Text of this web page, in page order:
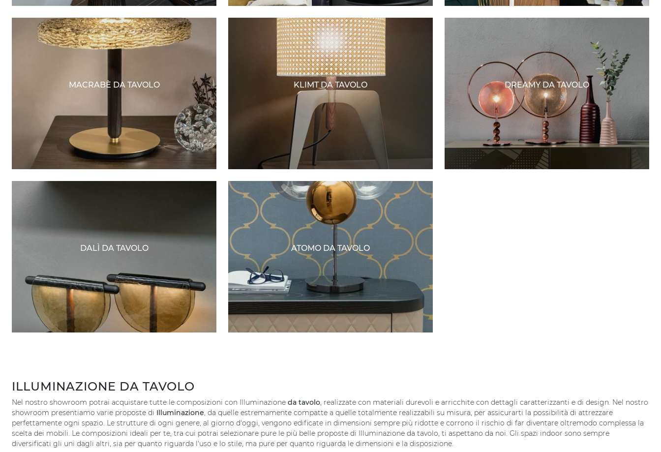
MACRABÈ DA TAVOLO KLIMT DA TAVOLO DREAMY DA TAVOLO
DALÌ DA TAVOLO ATOMO DA TAVOLO
ILLUMINAZIONE DA TAVOLO
Nel nostro showroom potrai acquistare tutte le composizioni con Illuminazione da tavolo, realizzate con materiali durevoli e arricchite con dettagli caratterizzanti e di design. Nel nostro
showroom presentiamo varie proposte di Illuminazione, da quelle estremamente compatte a quelle totalmente realizzabili su misura, per assicurarti la possibilità di attrezzare
perfettamente ogni spazio. Le strutture di ogni genere, al giorno d'oggi, vengono edificate in dimensioni sempre più ridotte e corrono il rischio di far diventare oltremodo complessa la
scelta dei mobili. Le composizioni ideali per te, tra cui potrai selezionare pure le più belle proposte di Illuminazione da tavolo, ti aspettano da noi. Gli spazi indoor sono sempre
diversificati gli uni dagli altri, sia per quanto riguarda l'uso e lo stile, ma pure per quanto riguarda le dimensioni e la disposizione.